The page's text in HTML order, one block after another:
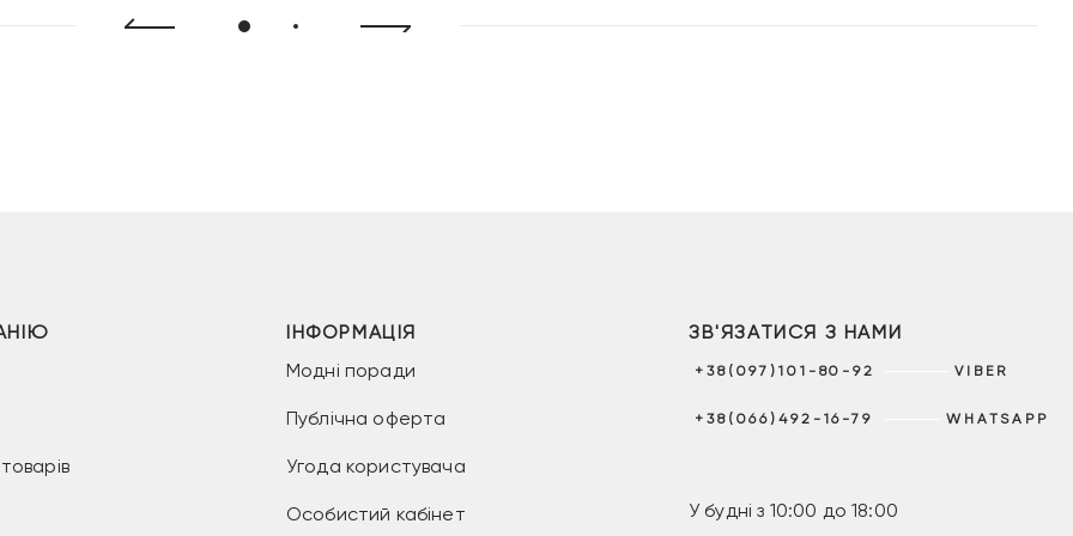
ІНФОРМАЦІЯ
Модні поради
Публічна оферта
Угода користувача
Особистий кабінет
ЗВ'ЯЗАТИСЯ З НАМИ
+38(097)101-80-92 VIBER
+38(066)492-16-79 WHATSAPP
У будні з 10:00 до 18:00